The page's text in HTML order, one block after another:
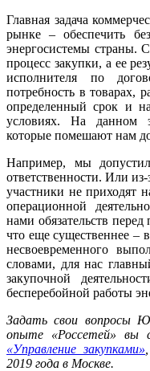
Главная задача
рынке – обеспечить
энергосистемы страны.
процесс закупки, а ее
исполнителя по
потребность в товарах,
определенный срок и
условиях. На данном
которые помешают нам
Например, мы
ответственности. Или
участники не приходят
операционной
нами обязательств
что еще существеннее –
несвоевременного
словами, для нас
закупочной
бесперебойной работы
Задать свои вопросы
опыте «Россетей» вы
«Управление закупками»
2019 года в Москве.